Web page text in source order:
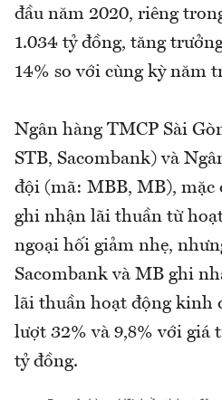
đầu năm 2020, riêng
1.034 tỷ đồng, tăng
14% so với cùng kỳ năm
Ngân hàng TMCP Sài
STB, Sacombank) và
đội (mã: MBB, MB), mặc
ghi nhận lãi thuần từ
ngoại hối giảm nhẹ,
Sacombank và MB ghi
lãi thuần hoạt động kinh
lượt 32% và 9,8% với giá
tỷ đồng.